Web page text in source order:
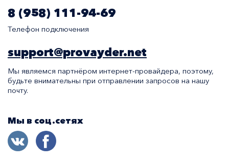
8 (958) 111-94-69
Телефон подключения
support@provayder.net
Мы являемся партнёром интернет-провайдера, поэтому,
будьте внимательны при отправлении запросов на нашу
почту.
Мы в соц.сетях